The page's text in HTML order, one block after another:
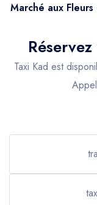
Marché aux
Taxi Kad est